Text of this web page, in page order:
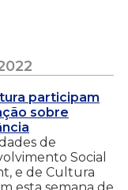
participam
sobre
de
Social
e de Cultura
esta semana de